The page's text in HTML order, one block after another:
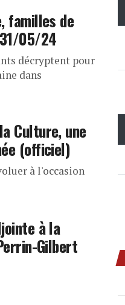
familles de
05/24
décryptent pour
dans
Culture, une
(officiel)
à l'occasion
à la
Gilbert